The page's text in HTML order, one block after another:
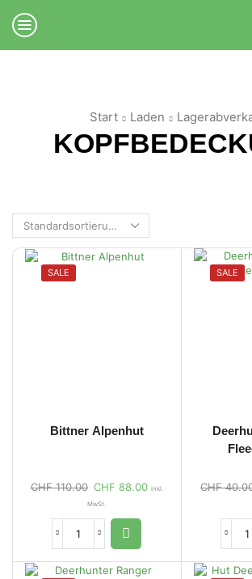
Start Laden
SALE
Bittner Alpenhut
CHF110.00 CHF 88.00 inkl.
MwSt.
SALE
CHF